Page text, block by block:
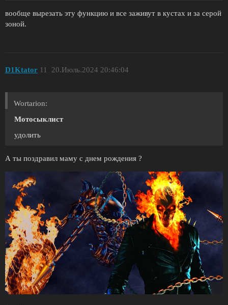
вообще вырезать эту функцию и все заживут в кустах и за серой
зоной.
D1Ktator 20.Июль.2024 20:46:04
11
Wortarion:
Мотосыклист
удолить
А ты поздравил маму с днем рождения ?